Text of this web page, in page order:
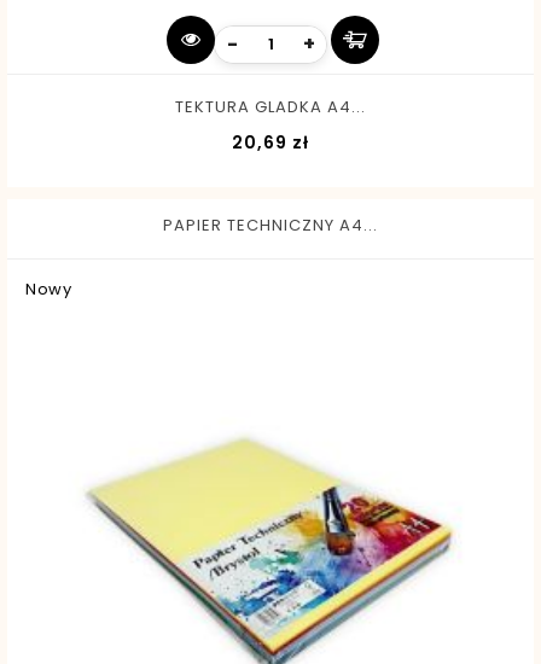
- +
TEKTURA GLADKA A4...
20,69 złCena
PAPIER TECHNICZNY A4...
Nowy